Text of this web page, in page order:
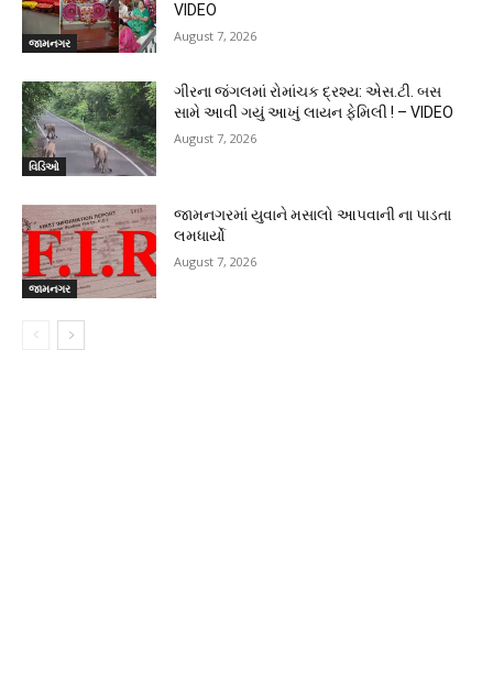
જામનગર
VIDEO
August 7, 2026
વિડિઓ
ગીરના જંગલમાં રોમાંચક દ્રશ્ય: એસ.ટી. બસ
સામે આવી ગયું આખું લાયન ફેમિલી ! – VIDEO
August 7, 2026
જામનગર
જામનગરમાં યુવાને મસાલો આપવાની ના પાડતા
લમધાર્યો
August 7, 2026